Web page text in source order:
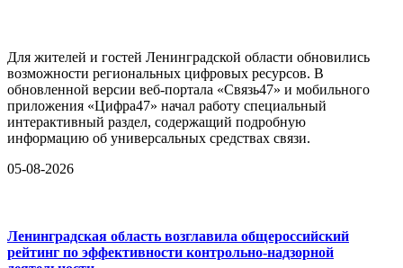
Для жителей и гостей Ленинградской области обновились
возможности региональных цифровых ресурсов. В
обновленной версии веб-портала «Связь47» и мобильного
приложения «Цифра47» начал работу специальный
интерактивный раздел, содержащий подробную
информацию об универсальных средствах связи.
05-08-2026
Ленинградская область возглавила общероссийский
рейтинг по эффективности контрольно-надзорной